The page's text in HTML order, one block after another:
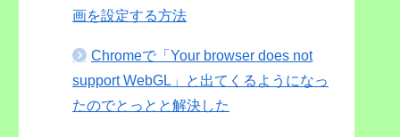
画を設定する方法
Chromeで「Your browser does not
support WebGL」と出てくるようになっ
たのでとっとと解決した